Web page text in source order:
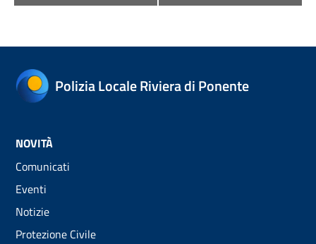
Polizia Locale Riviera di Ponente
NOVITÀ
Comunicati
Eventi
Notizie
Protezione Civile